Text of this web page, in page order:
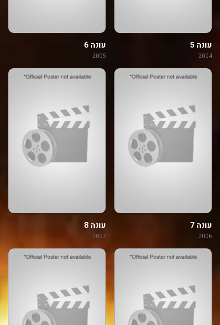
עונה 5
2004
עונה 6
2005
עונה 7
2006
עונה 8
2007